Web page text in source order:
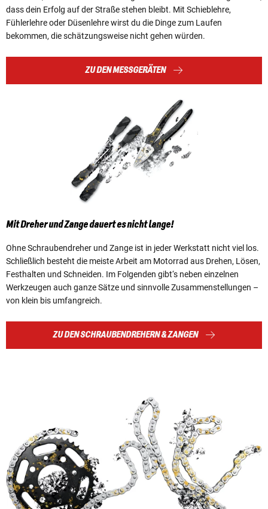
dass dein Erfolg auf der Straße stehen bleibt. Mit Schieblehre,
Fühlerlehre oder Düsenlehre wirst du die Dinge zum Laufen
bekommen, die schätzungsweise nicht gehen würden.
ZU DEN MESSGERÄTEN
Mit Dreher und Zange dauert es nicht lange!
Ohne Schraubendreher und Zange ist in jeder Werkstatt nicht viel los.
Schließlich besteht die meiste Arbeit am Motorrad aus Drehen, Lösen,
Festhalten und Schneiden. Im Folgenden gibt‘s neben einzelnen
Werkzeugen auch ganze Sätze und sinnvolle Zusammenstellungen –
von klein bis umfangreich.
ZU DEN SCHRAUBENDREHERN & ZANGEN